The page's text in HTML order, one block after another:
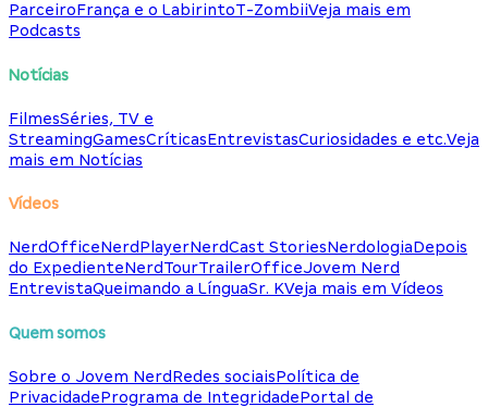
ParceiroFrança e o LabirintoT-ZombiiVeja mais em
Podcasts
Notícias
FilmesSéries, TV e
StreamingGamesCríticasEntrevistasCuriosidades e etc.Veja
mais em Notícias
Vídeos
NerdOfficeNerdPlayerNerdCast StoriesNerdologiaDepois
do ExpedienteNerdTourTrailerOfficeJovem Nerd
EntrevistaQueimando a LínguaSr. KVeja mais em Vídeos
Quem somos
Sobre o Jovem NerdRedes sociaisPolítica de
PrivacidadePrograma de IntegridadePortal de